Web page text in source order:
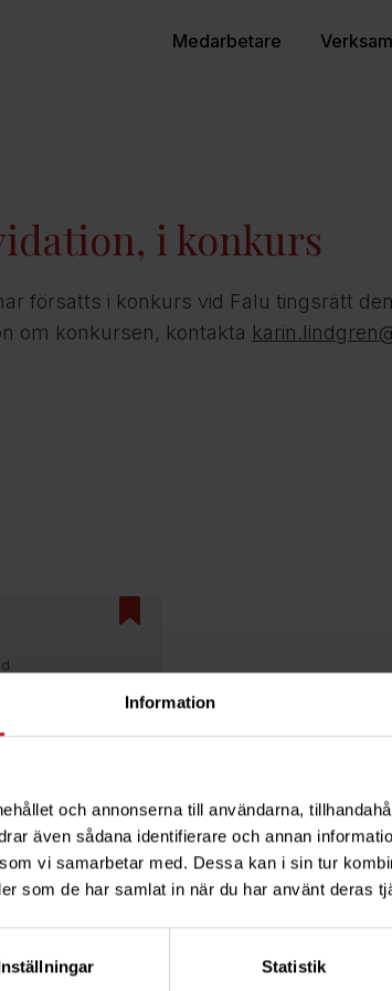
Information
och annonserna till användarna,
även sådana identifierare och annan
vi samarbetar med. Dessa kan i sin tur
som de har samlat in när du har använt deras
Statistik
Medarbetare
i konkurs
försatts i konkurs vid Falu tingsrätt
om konkursen, kontakta